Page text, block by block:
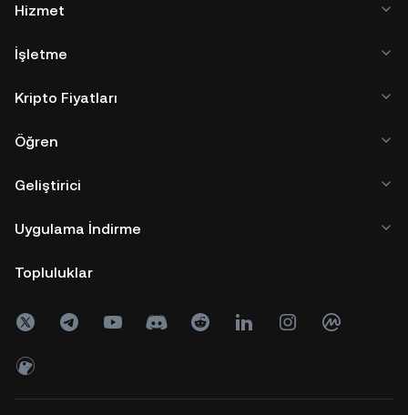
Hizmet
İşletme
Kripto Fiyatları
Öğren
Geliştirici
Uygulama İndirme
Topluluklar